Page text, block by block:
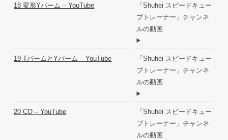
18 変形Yパーム – YouTube
「Shuhei スピードキュー
ブトレーナー」チャンネ
ルの動画
19 TパームとYパーム – YouTube
「Shuhei スピードキュー
ブトレーナー」チャンネ
ルの動画
20 CO – YouTube
「Shuhei スピードキュー
ブトレーナー」チャンネ
ルの動画